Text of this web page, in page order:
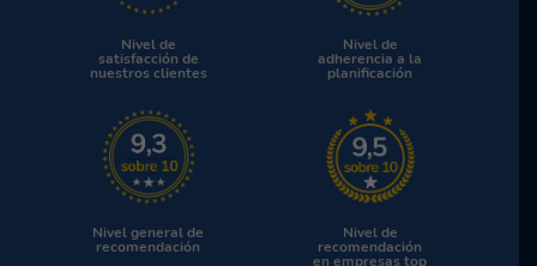
Nivel de
satisfacción de
nuestros clientes
Nivel de
adherencia a la
planificación
Nivel general de
recomendación
Nivel de
recomendación
en empresas top